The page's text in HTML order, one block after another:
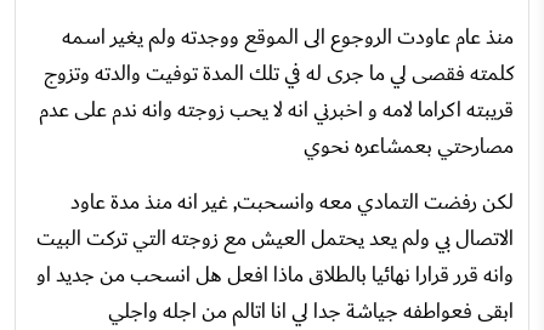
منذ عام عاودت الروجوع الى الموقع ووجدته ولم يغير اسمه
كلمته فقصى لي ما جرى له في تلك المدة توفيت والدته وتزوج
قريبته اكراما لامه و اخبرني انه لا يحب زوجته وانه ندم على عدم
مصارحتي بعمشاعره نحوي
لكن رفضت التمادي معه وانسحبت, غير انه منذ مدة عاود
الاتصال بي ولم يعد يحتمل العيش مع زوجته التي تركت البيت
وانه قرر قرارا نهائيا بالطلاق ماذا افعل هل انسحب من جديد او
ابقى فعواطفه جياشة جدا لي انا اتالم من اجله واجلي